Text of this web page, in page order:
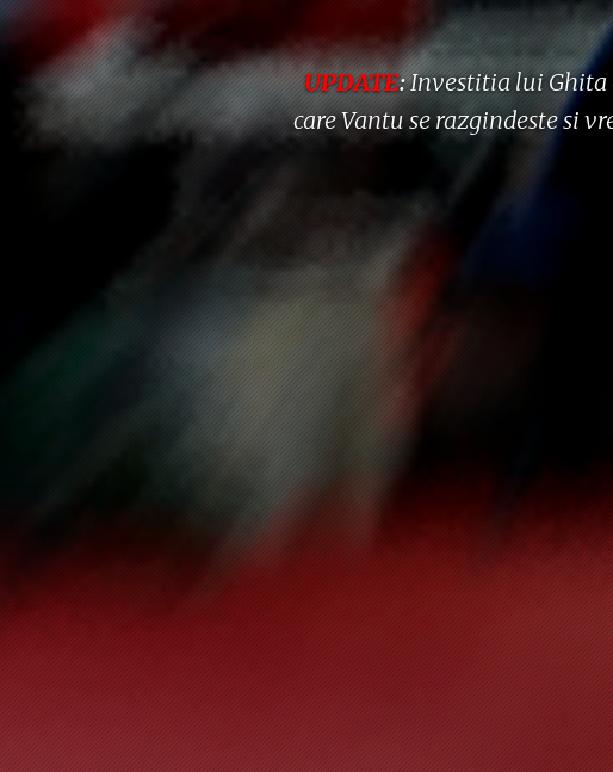
UPDATE:Investitia lui Ghita
care Vantu se razgindeste si